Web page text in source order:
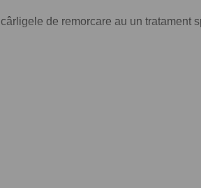
de remorcare au un tratament
tractați.